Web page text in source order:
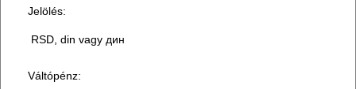
Jelölés:
RSD, din vagy дин
Váltópénz: